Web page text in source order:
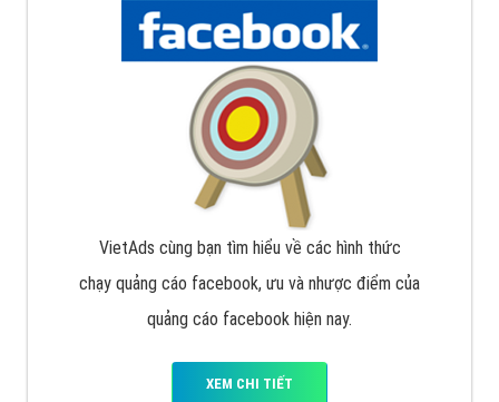
VietAds cùng bạn tìm hiểu về các hình thức
chạy quảng cáo facebook, ưu và nhược điểm của
quảng cáo facebook hiện nay.
XEM CHI TIẾT